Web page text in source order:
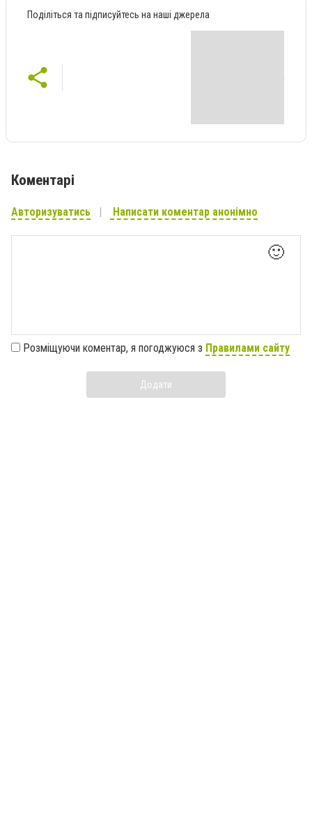
Поділіться та підписуйтесь на наші джерела
Коментарі
Авторизуватись Написати коментар анонімно
🙂
Розміщуючи коментар, я погоджуюся з Правилами сайту
Додати